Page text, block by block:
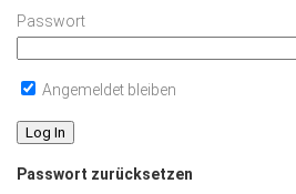
Passwort
Angemeldet bleiben
Passwort zurücksetzen